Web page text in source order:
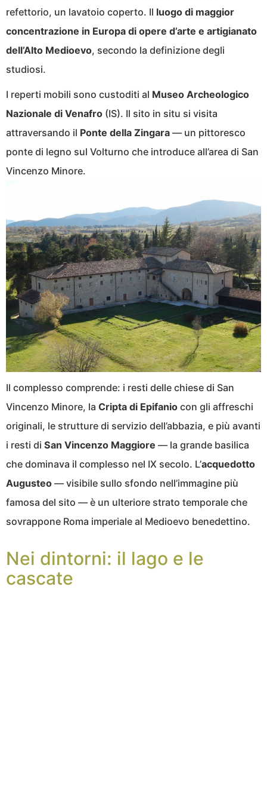
refettorio, un lavatoio coperto. Il luogo di maggior
concentrazione in Europa di opere d’arte e artigianato
dell’Alto Medioevo, secondo la definizione degli
studiosi.
I reperti mobili sono custoditi al Museo Archeologico
Nazionale di Venafro (IS). Il sito in situ si visita
attraversando il Ponte della Zingara — un pittoresco
ponte di legno sul Volturno che introduce all’area di San
Vincenzo Minore.
Il complesso comprende: i resti delle chiese di San
Vincenzo Minore, la Cripta di Epifanio con gli affreschi
originali, le strutture di servizio dell’abbazia, e più avanti
i resti di San Vincenzo Maggiore — la grande basilica
che dominava il complesso nel IX secolo. L’acquedotto
Augusteo — visibile sullo sfondo nell’immagine più
famosa del sito — è un ulteriore strato temporale che
sovrappone Roma imperiale al Medioevo benedettino.
Nei dintorni: il lago e le
cascate